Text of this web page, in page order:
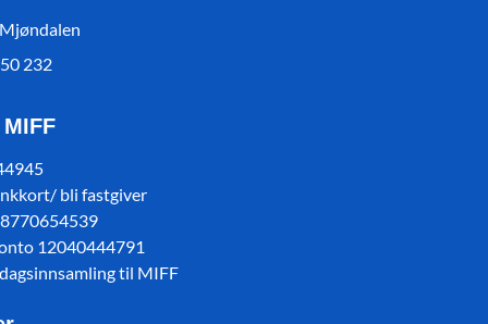
232
bli fastgiver
12040444791
til MIFF